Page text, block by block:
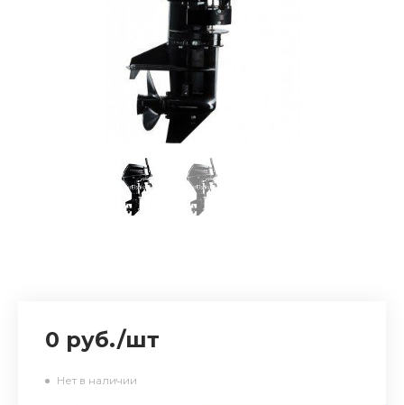
0 руб./шт
Нет в наличии